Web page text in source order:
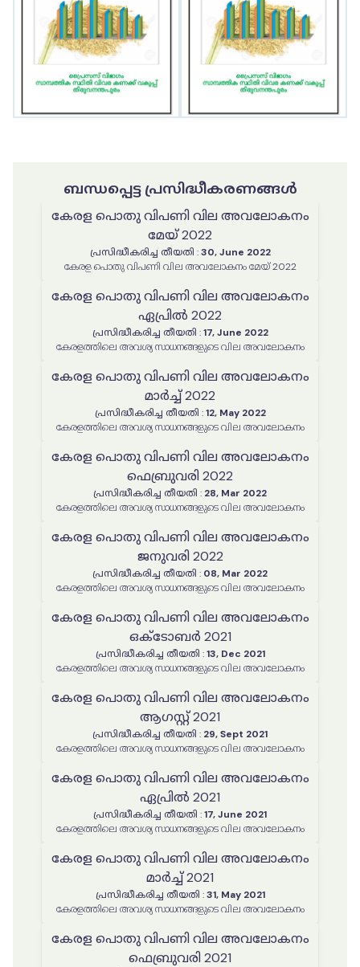
ബന്ധപ്പെട്ട പ്രസിദ്ധീകരണങ്ങൾ
കേരള പൊതു വിപണി വില അവലോകനം
മേയ് 2022
പ്രസിദ്ധീകരിച്ച തീയതി : 30, June 2022
കേരള പൊതു വിപണി വില അവലോകനം മേയ് 2022
കേരള പൊതു വിപണി വില അവലോകനം
ഏപ്രിൽ 2022
പ്രസിദ്ധീകരിച്ച തീയതി : 17, June 2022
കേരളത്തിലെ അവശ്യ സാധനങ്ങളുടെ വില അവലോകനം
കേരള പൊതു വിപണി വില അവലോകനം
മാർച്ച് 2022
പ്രസിദ്ധീകരിച്ച തീയതി : 12, May 2022
കേരളത്തിലെ അവശ്യ സാധനങ്ങളുടെ വില അവലോകനം
കേരള പൊതു വിപണി വില അവലോകനം
ഫെബ്രുവരി 2022
പ്രസിദ്ധീകരിച്ച തീയതി : 28, Mar 2022
കേരളത്തിലെ അവശ്യ സാധനങ്ങളുടെ വില അവലോകനം
കേരള പൊതു വിപണി വില അവലോകനം
ജനുവരി 2022
പ്രസിദ്ധീകരിച്ച തീയതി : 08, Mar 2022
കേരളത്തിലെ അവശ്യ സാധനങ്ങളുടെ വില അവലോകനം
കേരള പൊതു വിപണി വില അവലോകനം
ഒക്ടോബർ 2021
പ്രസിദ്ധീകരിച്ച തീയതി : 13, Dec 2021
കേരളത്തിലെ അവശ്യ സാധനങ്ങളുടെ വില അവലോകനം
കേരള പൊതു വിപണി വില അവലോകനം
ആഗസ്റ്റ് 2021
പ്രസിദ്ധീകരിച്ച തീയതി : 29, Sept 2021
കേരളത്തിലെ അവശ്യ സാധനങ്ങളുടെ വില അവലോകനം
കേരള പൊതു വിപണി വില അവലോകനം
ഏപ്രിൽ 2021
പ്രസിദ്ധീകരിച്ച തീയതി :17, June 2021
കേരളത്തിലെ അവശ്യ സാധനങ്ങളുടെ വില അവലോകനം
കേരള പൊതു വിപണി വില അവലോകനം
മാർച്ച് 2021
പ്രസിദ്ധീകരിച്ച തീയതി : 31, May 2021
കേരളത്തിലെ അവശ്യ സാധനങ്ങളുടെ വില അവലോകനം
കേരള പൊതു വിപണി വില അവലോകനം
ഫെബ്രുവരി 2021